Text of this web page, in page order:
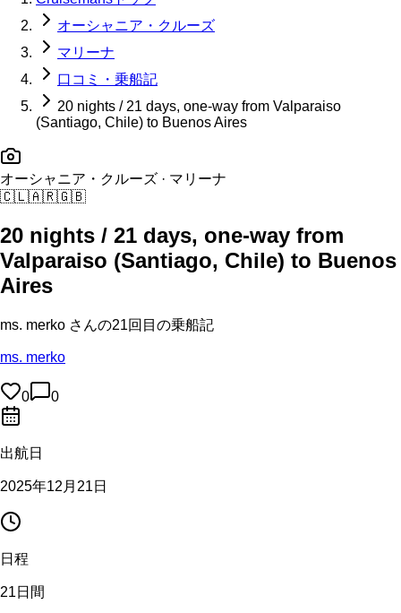
オーシャニア・クルーズ
マリーナ
口コミ・乗船記
20 nights / 21 days, one-way from Valparaiso
(Santiago, Chile) to Buenos Aires
オーシャニア・クルーズ · マリーナ
🇨🇱🇦🇷🇬🇧
20 nights / 21 days, one-way from
Valparaiso (Santiago, Chile) to Buenos
Aires
ms. merko さんの21回目の乗船記
ms. merko
0 0
出航日
2025年12月21日
日程
21日間